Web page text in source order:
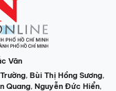
Văn
, Bùi Thị Hồng Sương,
Quang, Nguyễn Đức Hiển,